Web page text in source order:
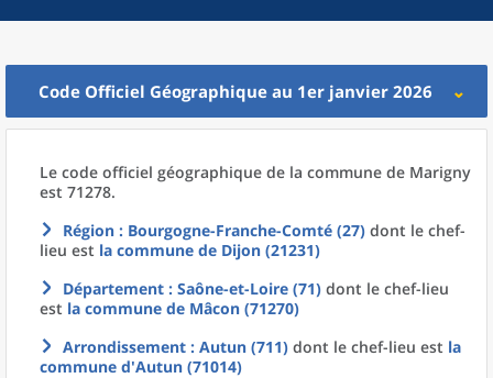
Code Officiel Géographique au 1er janvier 2026
Le code officiel géographique de la commune de Marigny
est 71278.
Région : Bourgogne-Franche-Comté (27) dont le chef-
lieu est la commune de Dijon (21231)
Département : Saône-et-Loire (71) dont le chef-lieu
est la commune de Mâcon (71270)
Arrondissement : Autun (711) dont le chef-lieu est la
commune d'Autun (71014)